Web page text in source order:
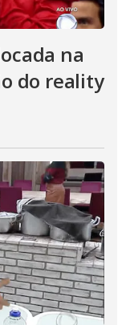
na
do reality